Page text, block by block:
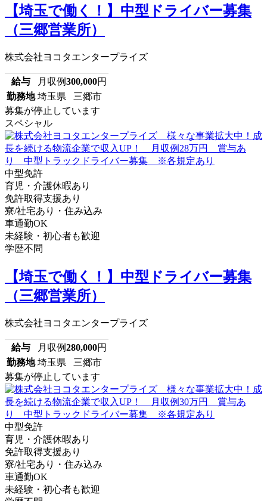
【埼玉で働く！】中型ドライバー募集
（三郷営業所）
株式会社ヨコタエンタープライズ
給与 月収例300,000円
勤務地 埼玉県 三郷市
募集が停止しています
スペシャル
中型免許
育児・介護休暇あり
免許取得支援あり
寮/社宅あり・住み込み
車通勤OK
未経験・初心者も歓迎
学歴不問
【埼玉で働く！】中型ドライバー募集
（三郷営業所）
株式会社ヨコタエンタープライズ
給与 月収例280,000円
勤務地 埼玉県 三郷市
募集が停止しています
中型免許
育児・介護休暇あり
免許取得支援あり
寮/社宅あり・住み込み
車通勤OK
未経験・初心者も歓迎